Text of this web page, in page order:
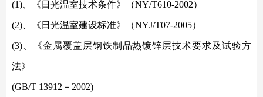
(1)、《日光温室技术条件》（NY/T610-2002）
(2)、《日光温室建设标准》（NYJ/T07-2005）
(3)、《金属覆盖层钢铁制品热镀锌层技术要求及试验方
法》
(GB/T 13912－2002)